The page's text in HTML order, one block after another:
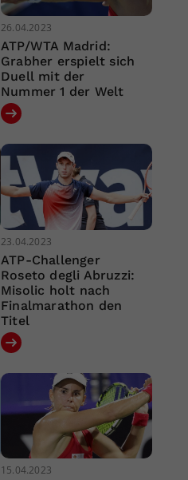
26.04.2023
ATP/WTA Madrid:
Grabher erspielt sich
Duell mit der
Nummer 1 der Welt
23.04.2023
ATP-Challenger
Roseto degli Abruzzi:
Misolic holt nach
Finalmarathon den
Titel
15.04.2023